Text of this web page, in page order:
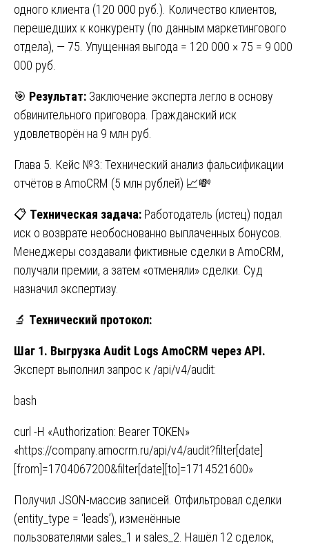
одного клиента (120 000 руб.). Количество клиентов,
перешедших к конкуренту (по данным маркетингового
отдела), — 75. Упущенная выгода = 120 000 × 75 = 9 000
000 руб.
🎯 Результат: Заключение эксперта легло в основу
обвинительного приговора. Гражданский иск
удовлетворён на 9 млн руб.
Глава 5. Кейс №3: Технический анализ фальсификации
отчётов в AmoCRM (5 млн рублей) 📈💸
📋 Техническая задача: Работодатель (истец) подал
иск о возврате необоснованно выплаченных бонусов.
Менеджеры создавали фиктивные сделки в AmoCRM,
получали премии, а затем «отменяли» сделки. Суд
назначил экспертизу.
🔬 Технический протокол:
Шаг 1. Выгрузка Audit Logs AmoCRM через API.
Эксперт выполнил запрос к /api/v4/audit:
bash
curl -H «Authorization: Bearer TOKEN»
«https://company.amocrm.ru/api/v4/audit?filter[date]
[from]=1704067200&filter[date][to]=1714521600»
Получил JSON-массив записей. Отфильтровал сделки
(entity_type = ‘leads’), изменённые
пользователями sales_1 и sales_2. Нашёл 12 сделок,